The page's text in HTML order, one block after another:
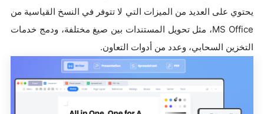
يحتوي على العديد من الميزات التي لا تتوفر في النسخ القياسية من
MS Office، مثل تحويل المستندات بين صيغ مختلفة، ودمج خدمات
التخزين السحابي، وعدد من أدوات التعاون.